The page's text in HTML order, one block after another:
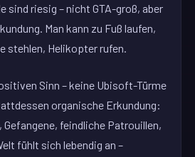
sind riesig – nicht GTA-groß, aber
Man kann zu Fuß laufen,
stehlen, Helikopter rufen.
Sinn – keine Ubisoft-Türme
organische Erkundung:
feindliche Patrouillen,
fühlt sich lebendig an –